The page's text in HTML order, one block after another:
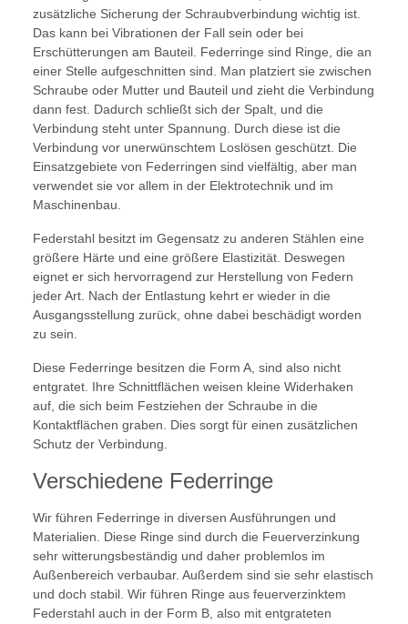
zusätzliche Sicherung der Schraubverbindung wichtig ist.
Das kann bei Vibrationen der Fall sein oder bei
Erschütterungen am Bauteil. Federringe sind Ringe, die an
einer Stelle aufgeschnitten sind. Man platziert sie zwischen
Schraube oder Mutter und Bauteil und zieht die Verbindung
dann fest. Dadurch schließt sich der Spalt, und die
Verbindung steht unter Spannung. Durch diese ist die
Verbindung vor unerwünschtem Loslösen geschützt. Die
Einsatzgebiete von Federringen sind vielfältig, aber man
verwendet sie vor allem in der Elektrotechnik und im
Maschinenbau.
Federstahl besitzt im Gegensatz zu anderen Stählen eine
größere Härte und eine größere Elastizität. Deswegen
eignet er sich hervorragend zur Herstellung von Federn
jeder Art. Nach der Entlastung kehrt er wieder in die
Ausgangsstellung zurück, ohne dabei beschädigt worden
zu sein.
Diese Federringe besitzen die Form A, sind also nicht
entgratet. Ihre Schnittflächen weisen kleine Widerhaken
auf, die sich beim Festziehen der Schraube in die
Kontaktflächen graben. Dies sorgt für einen zusätzlichen
Schutz der Verbindung.
Verschiedene Federringe
Wir führen Federringe in diversen Ausführungen und
Materialien. Diese Ringe sind durch die Feuerverzinkung
sehr witterungsbeständig und daher problemlos im
Außenbereich verbaubar. Außerdem sind sie sehr elastisch
und doch stabil. Wir führen Ringe aus feuerverzinktem
Federstahl auch in der Form B, also mit entgrateten